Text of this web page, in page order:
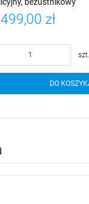
zł
szt.
DO KOSZYKA